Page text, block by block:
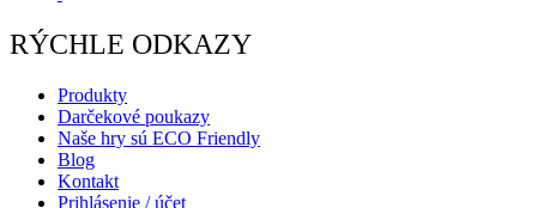
RÝCHLE ODKAZY
Produkty
Darčekové poukazy
Naše hry sú ECO Friendly
Blog
Kontakt
Prihlásenie / účet